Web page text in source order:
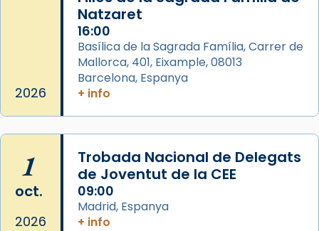
del temple amb les relíquies de les santes.
Des de 1985 hi participa també un grup de
diablesses amb música i ball propis. Festa
gran a Mataró.
«Si vols saber què és calor, ves per les
Santes a Mataró»🥵.
2026
Natzaret
16:00
Basílica de la Sagrada Família, Carrer de
Mallorca, 401, Eixample, 08013
Barcelona, Espanya
+ info
1
oct.
2026
Trobada Nacional de Delegats
de Joventut de la CEE
09:00
Madrid, Espanya
+ info